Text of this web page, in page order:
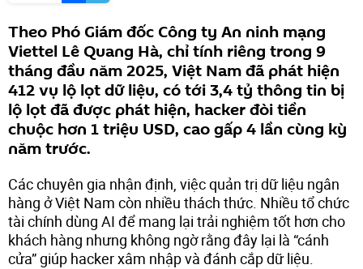
Theo Phó Giám đốc Công ty An ninh mạng
Viettel Lê Quang Hà, chỉ tính riêng trong 9
tháng đầu năm 2025, Việt Nam đã phát hiện
412 vụ lộ lọt dữ liệu, có tới 3,4 tỷ thông tin bị
lộ lọt đã được phát hiện, hacker đòi tiền
chuộc hơn 1 triệu USD, cao gấp 4 lần cùng kỳ
năm trước.
Các chuyên gia nhận định, việc quản trị dữ liệu ngân
hàng ở Việt Nam còn nhiều thách thức. Nhiều tổ chức
tài chính dùng AI để mang lại trải nghiệm tốt hơn cho
khách hàng nhưng không ngờ rằng đây lại là “cánh
cửa” giúp hacker xâm nhập và đánh cắp dữ liệu.